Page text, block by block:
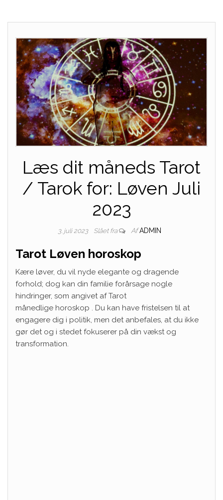
Læs dit måneds Tarot
/ Tarok for: Løven Juli
2023
3. juli 2023 Slået fra Af ADMIN
Tarot Løven horoskop
Kære løver, du vil nyde elegante og dragende
forhold; dog kan din familie forårsage nogle
hindringer, som angivet af Tarot
månedlige horoskop . Du kan have fristelsen til at
engagere dig i politik, men det anbefales, at du ikke
gør det og i stedet fokuserer på din vækst og
transformation.